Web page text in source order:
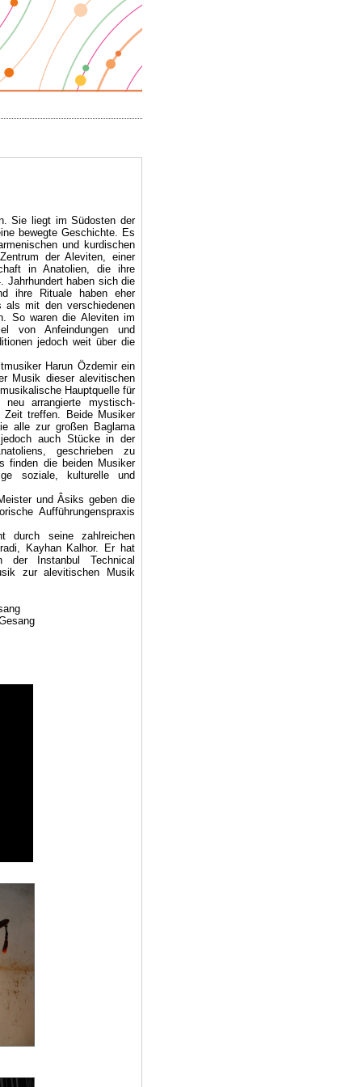
Sie liegt im Südosten der
bewegte Geschichte. Es
und kurdischen
der Aleviten, einer
in Anatolien, die ihre
Jahrhundert haben sich die
ihre Rituale haben eher
als mit den verschiedenen
So waren die Aleviten im
von Anfeindungen und
jedoch weit über die
Harun Özdemir ein
Musik dieser alevitischen
Hauptquelle für
arrangierte mystisch-
Zeit treffen. Beide Musiker
alle zur großen Baglama
auch Stücke in der
geschrieben zu
finden die beiden Musiker
soziale, kulturelle und
und Âsiks geben die
Aufführungenspraxis
durch seine zahlreichen
Kayhan Kalhor. Er hat
der Instanbul Technical
zur alevitischen Musik